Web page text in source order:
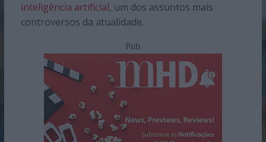
inteligência artificial, um dos assuntos mais
controversos da atualidade.
Pub